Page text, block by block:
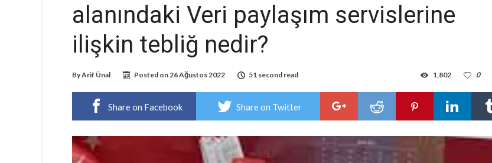
alanındaki Veri paylaşım servislerine
ilişkin tebliğ nedir?
ByArif Ünal Posted on26 Ağustos 2022 51 second read 0
1,802
Share on Facebook Share on Twitter